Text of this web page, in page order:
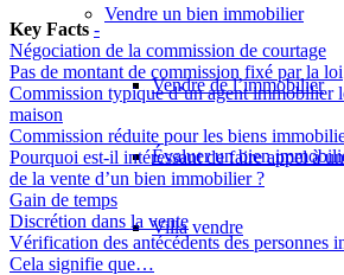
Vendre un bien immobilier
Vendre de l’immobilier
Évaluer un bien
Villa vendre
Key Facts -
Négociation de la commission de courtage
Pas de montant de commission fixé par la loi
Commission typique d’un agent immobilier
maison
Commission réduite pour les biens
Pourquoi est-il intéressant de faire appel à
de la vente d’un bien immobilier ?
Gain de temps
Discrétion dans la vente
Vérification des antécédents des personnes
Cela signifie que…